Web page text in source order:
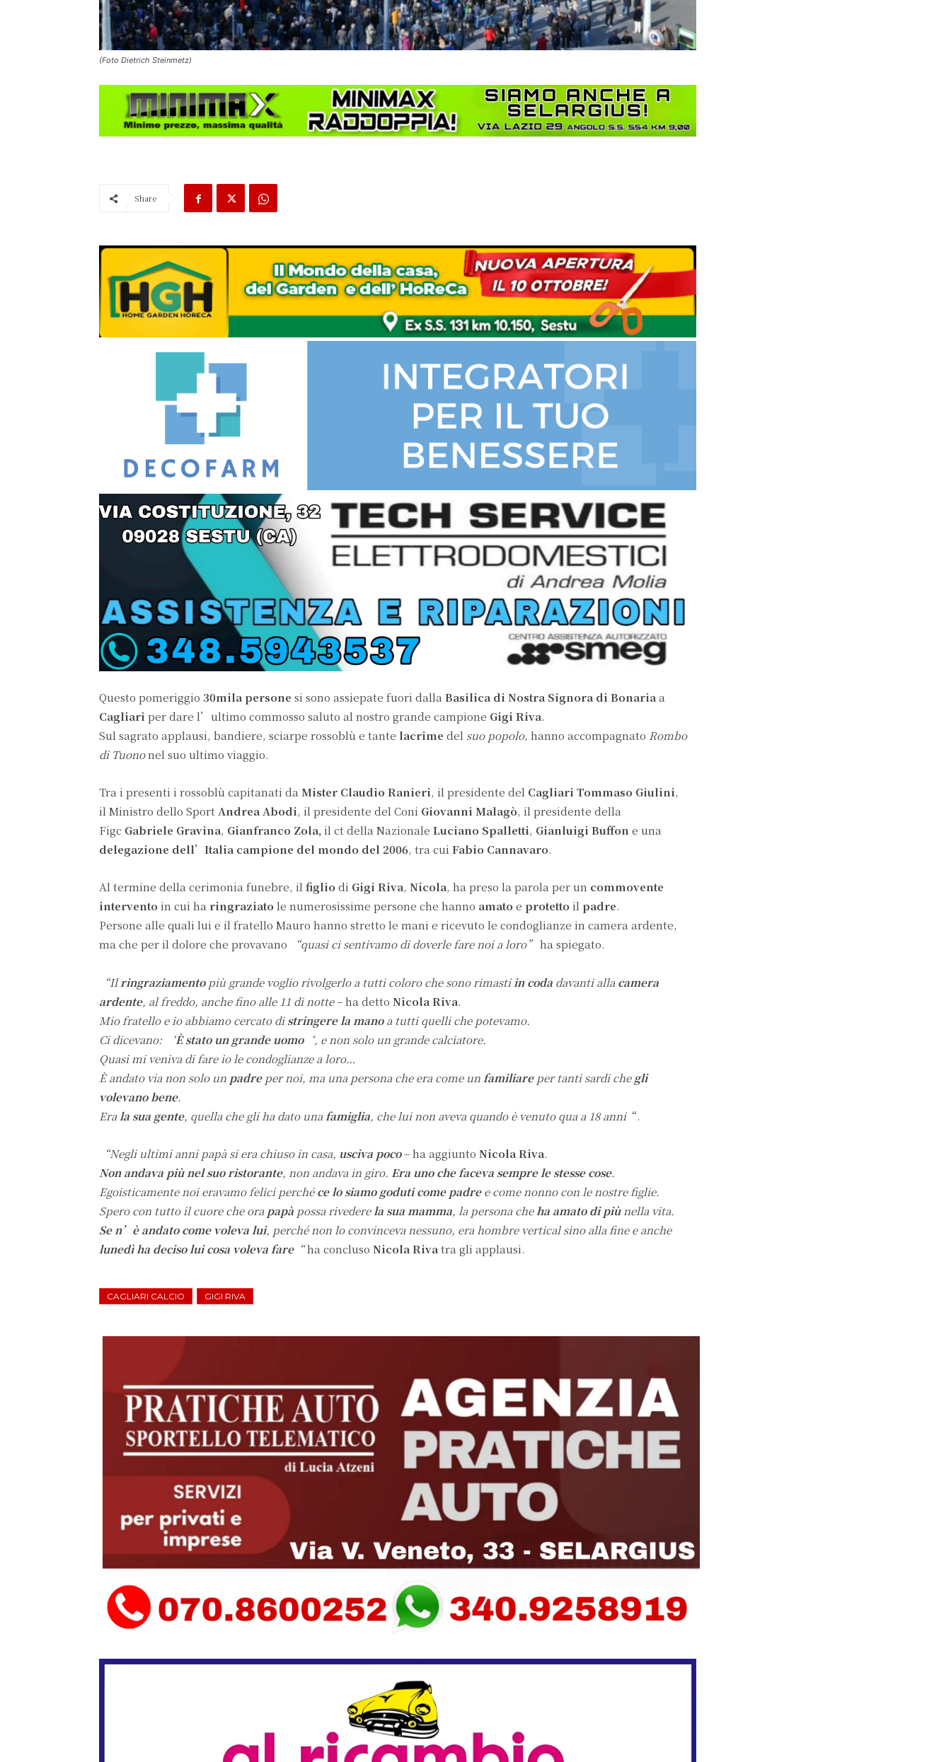
(Foto Dietrich Steinmetz)
Share
Questo pomeriggio 30mila persone si sono assiepate fuori dalla Basilica di Nostra Signora di Bonaria a
Cagliari per dare l’ultimo commosso saluto al nostro grande campione Gigi Riva.
Sul sagrato applausi, bandiere, sciarpe rossoblù e tante lacrime del suo popolo, hanno accompagnato Rombo
di Tuononel suo ultimo viaggio.
Tra i presenti i rossoblù capitanati da Mister Claudio Ranieri, il presidente del Cagliari Tommaso Giulini,
il Ministro dello Sport Andrea Abodi, il presidente del Coni Giovanni Malagò, il presidente della
Figc Gabriele Gravina, Gianfranco Zola, il ct della Nazionale Luciano Spalletti, Gianluigi Buffon e una
delegazione dell’Italia campione del mondo del 2006, tra cui Fabio Cannavaro.
Al termine della cerimonia funebre, il figlio di Gigi Riva, Nicola, ha preso la parola per un commovente
intervento in cui ha ringraziato le numerosissime persone che hanno amato e protetto il padre.
Persone alle quali lui e il fratello Mauro hanno stretto le mani e ricevuto le condoglianze in camera ardente,
ma che per il dolore che provavano
“quasi ci sentivamo di doverle fare noi a loro” ha spiegato.
“Il ringraziamento più grande voglio rivolgerlo a tutti coloro che sono rimastiin coda davanti alla camera
ardente, al freddo, anche fino alle 11 di notte– ha detto Nicola Riva.
Mio fratello e io abbiamo cercato distringere la manoa tutti quelli che potevamo.
Ci dicevano: ‘È stato un grande uomo‘, e non solo un grande calciatore.
Quasi mi veniva di fare io le condoglianze a loro…
È andato via non solo un padre per noi, ma una persona che era come un familiare per tanti sardi chegli
volevano bene.
Era la sua gente, quella che gli ha dato una famiglia, che lui non aveva quando è venuto qua a 18 anni“.
“Negli ultimi anni papà si era chiuso in casa, usciva poco– ha aggiunto Nicola Riva.
Non andava più nel suo ristorante, non andava in giro. Era uno che faceva sempre le stesse cose.
Egoisticamente noi eravamo felici perchéce lo siamo goduti come padree come nonno con le nostre figlie.
Spero con tutto il cuore che ora papà possa rivedere la sua mamma, la persona che ha amato di piùnella vita.
Se n’è andato come voleva lui, perché non lo convinceva nessuno, era hombre vertical sino alla fine e anche
lunedì ha deciso lui cosa voleva fare“ha concluso Nicola Riva tra gli applausi.
CAGLIARI CALCIO GIGI RIVA